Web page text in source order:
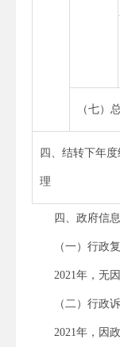
（七）
四、结转下年
理
四、政府信
（一）行政
2021年，无
（二）行政
2021年，因